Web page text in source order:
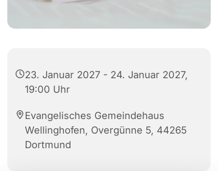
23. Januar 2027 - 24. Januar 2027,
19:00 Uhr
Evangelisches Gemeindehaus
Wellinghofen, Overgünne 5, 44265
Dortmund